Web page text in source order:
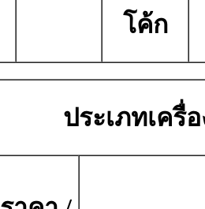
โค้ก
ประเภทเครื่